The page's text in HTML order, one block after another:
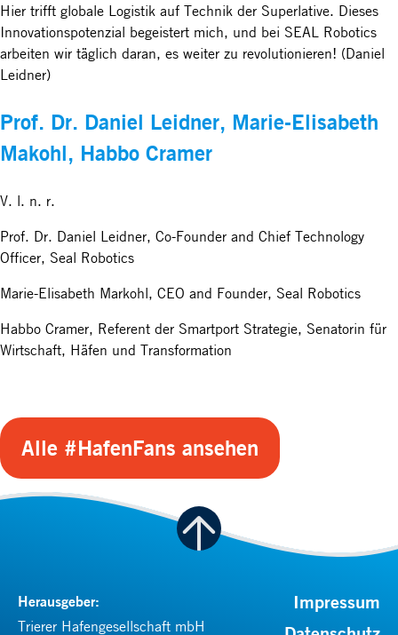
Hier trifft globale Logistik auf Technik der Superlative. Dieses
Innovationspotenzial begeistert mich, und bei SEAL Robotics
arbeiten wir täglich daran, es weiter zu revolutionieren! (Daniel
Leidner)
Prof. Dr. Daniel Leidner, Marie-Elisabeth
Makohl, Habbo Cramer
V. l. n. r.
Prof. Dr. Daniel Leidner, Co-Founder and Chief Technology
Officer, Seal Robotics
Marie-Elisabeth Markohl, CEO and Founder, Seal Robotics
Habbo Cramer, Referent der Smartport Strategie, Senatorin für
Wirtschaft, Häfen und Transformation
Alle #HafenFans ansehen
Herausgeber:
Trierer Hafengesellschaft mbH
Impressum